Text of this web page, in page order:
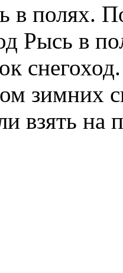
в полях.
Рысь в
зимних
взять на